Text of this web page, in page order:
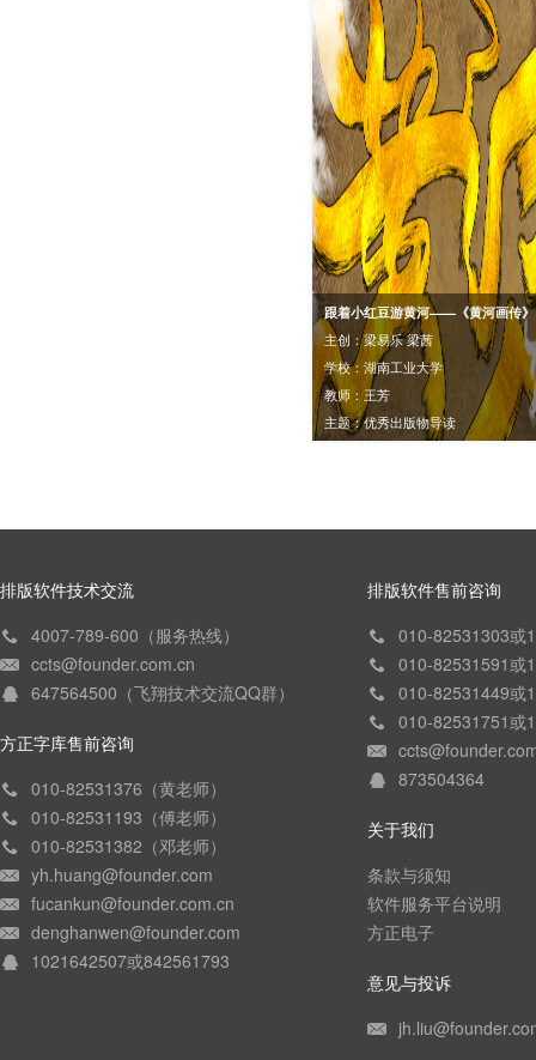
跟着小红豆游黄河——《黄河画传》
主创：梁易乐 梁茜
学校：湖南工业大学
教师：王芳
主题：优秀出版物导读
排版软件技术交流
4007-789-600（服务热线）
ccts@founder.com.cn
647564500（飞翔技术交流QQ群）
方正字库售前咨询
010-82531376（黄老师）
010-82531193（傅老师）
010-82531382（邓老师）
yh.huang@founder.com
fucankun@founder.com.cn
denghanwen@founder.com
1021642507或842561793
排版软件售前咨询
010-82531303或
010-82531591或
010-82531449或
010-82531751或
873504364
关于我们
条款与须知
软件服务平台说明
方正电子
意见与投诉